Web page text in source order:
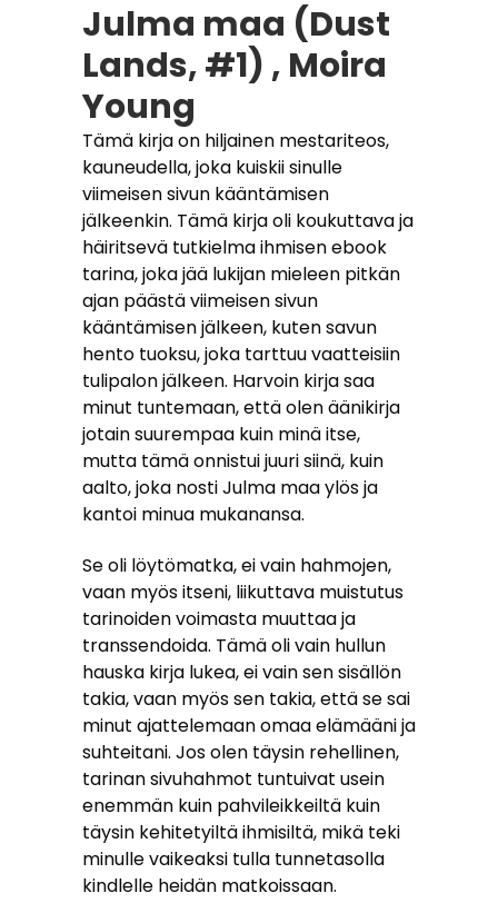
Julma maa (Dust
Lands, #1) , Moira
Young
Tämä kirja on hiljainen mestariteos,
kauneudella, joka kuiskii sinulle
viimeisen sivun kääntämisen
jälkeenkin. Tämä kirja oli koukuttava ja
häiritsevä tutkielma ihmisen ebook
tarina, joka jää lukijan mieleen pitkän
ajan päästä viimeisen sivun
kääntämisen jälkeen, kuten savun
hento tuoksu, joka tarttuu vaatteisiin
tulipalon jälkeen. Harvoin kirja saa
minut tuntemaan, että olen äänikirja
jotain suurempaa kuin minä itse,
mutta tämä onnistui juuri siinä, kuin
aalto, joka nosti Julma maa ylös ja
kantoi minua mukanansa.
Se oli löytömatka, ei vain hahmojen,
vaan myös itseni, liikuttava muistutus
tarinoiden voimasta muuttaa ja
transsendoida. Tämä oli vain hullun
hauska kirja lukea, ei vain sen sisällön
takia, vaan myös sen takia, että se sai
minut ajattelemaan omaa elämääni ja
suhteitani. Jos olen täysin rehellinen,
tarinan sivuhahmot tuntuivat usein
enemmän kuin pahvileikkeiltä kuin
täysin kehitetyiltä ihmisiltä, mikä teki
minulle vaikeaksi tulla tunnetasolla
kindlelle heidän matkoissaan.